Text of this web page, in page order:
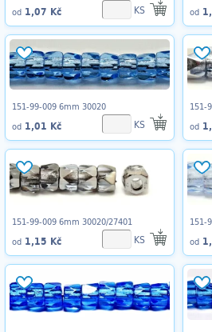
od 1,07 Kč KS
od
151-99-009 6mm 30020
od 1,01 Kč KS
151-
od
151-99-009 6mm 30020/27401
od 1,15 Kč KS
151-
od